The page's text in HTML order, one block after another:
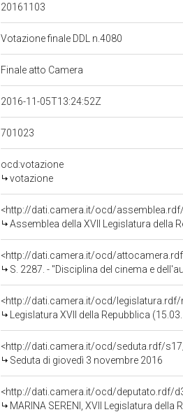
20161103
Votazione finale DDL n.4080
Finale atto Camera
2016-11-05T13:24:52Z
701023
ocd:votazione
votazione
<http://dati.camera.it/ocd/
Assemblea della XVII Legislatura della
<http://dati.camera.it/ocd/
S. 2287. - "Disciplina del cinema e
<http://dati.camera.it/ocd/legislatura.rdf/
Legislatura XVII della Repubblica
<http://dati.camera.it/ocd/seduta.rdf/
Seduta di giovedì 3 novembre 2016
<http://dati.camera.it/ocd/deputato.rdf/
MARINA SERENI, XVII Legislatura della